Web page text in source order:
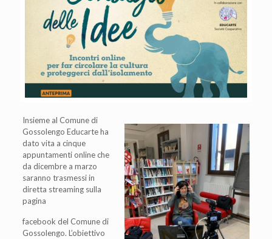
Insieme al Comune di
Gossolengo Educarte ha
dato vita a cinque
appuntamenti online che
da dicembre a marzo
saranno trasmessi in
diretta streaming sulla
pagina
facebook del Comune di
Gossolengo. L’obiettivo